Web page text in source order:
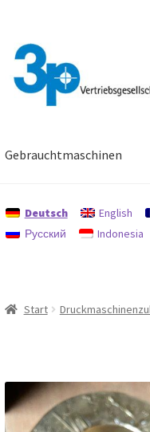
Navigation
springen
Zum
Inhalt
springen
Gebrauchtmaschinen
Deutsch English
Русский
Indonesia
Start